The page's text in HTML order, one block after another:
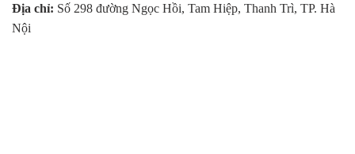
Địa chỉ: Số 298 đường Ngọc Hồi, Tam Hiệp, Thanh Trì, TP. Hà
Nội